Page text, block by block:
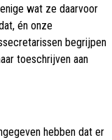
wat ze daarvoor
én onze
begrijpen
toeschrijven aan
hebben dat er